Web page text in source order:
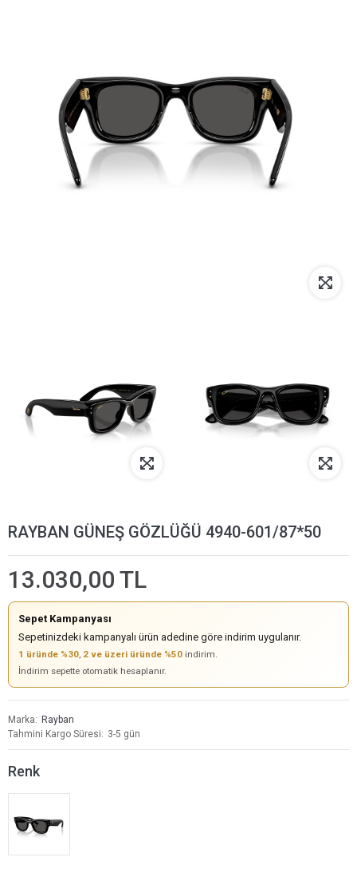
RAYBAN GÜNEŞ GÖZLÜĞÜ 4940-601/87*50
13.030,00 TL
Sepet Kampanyası
Sepetinizdeki kampanyalı ürün adedine göre indirim uygulanır.
1 üründe %30, 2 ve üzeri üründe %50 indirim.
İndirim sepette otomatik hesaplanır.
Marka
Rayban
Tahmini Kargo Süresi
3-5 gün
Renk